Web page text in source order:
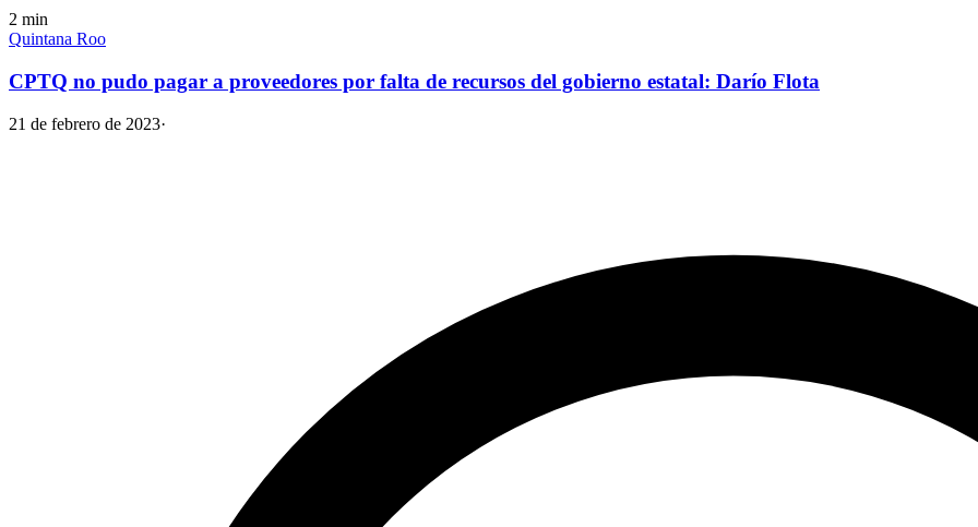
2 min
Quintana Roo
CPTQ no pudo pagar a proveedores por falta de recursos del gobierno estatal: Darío Flota
21 de febrero de 2023·